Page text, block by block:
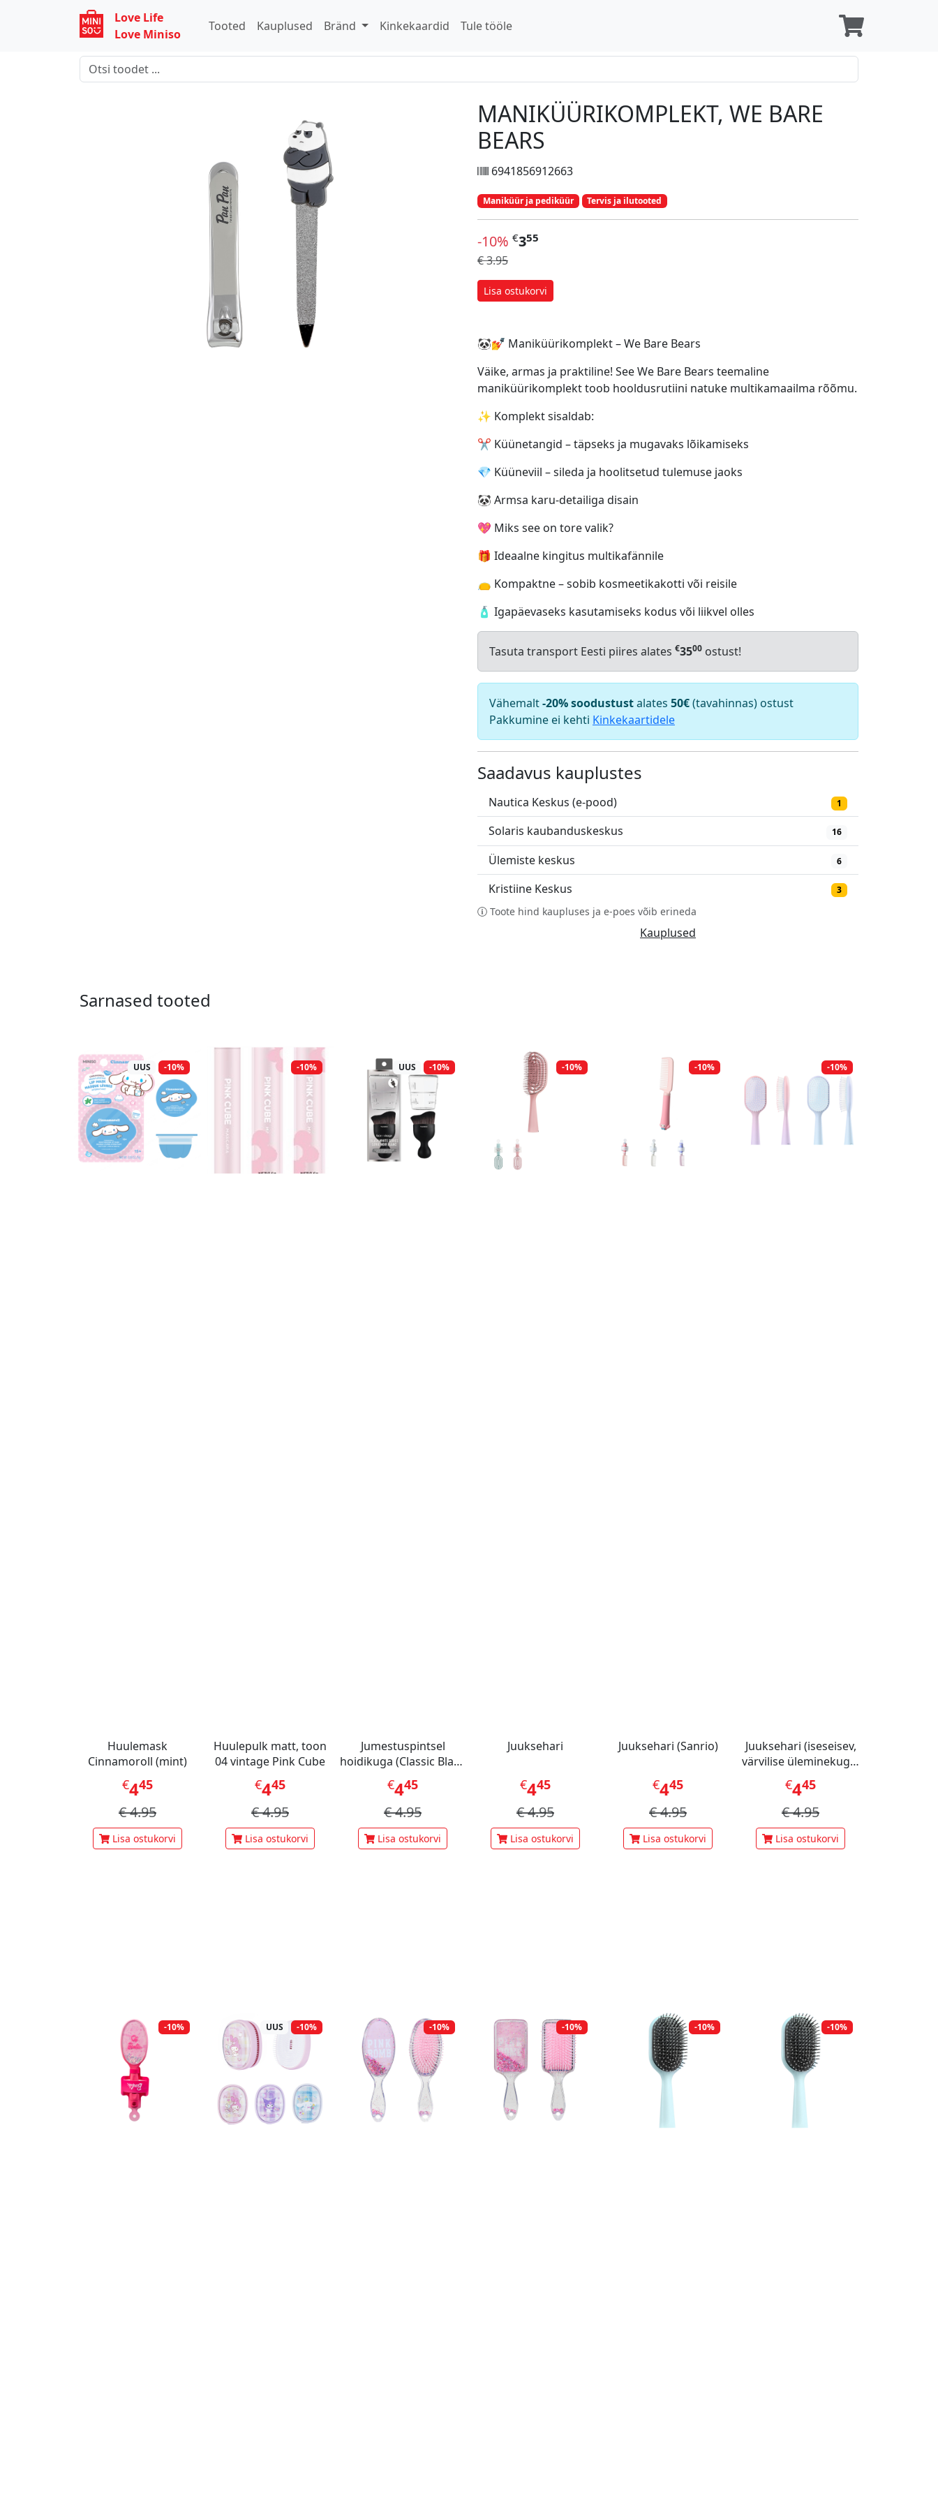
Love Life
Love Miniso
Tooted Kauplused Bränd Kinkekaardid Tule tööle
MANIKÜÜRIKOMPLEKT, WE BARE
BEARS
6941856912663
Maniküür ja pediküür Tervis ja ilutooted
-10% €355
€ 3.95
Lisa ostukorvi
🐼💅 Maniküürikomplekt – We Bare Bears
Väike, armas ja praktiline! See We Bare Bears teemaline
maniküürikomplekt toob hooldusrutiini natuke multikamaailma rõõmu.
✨ Komplekt sisaldab:
✂️ Küünetangid – täpseks ja mugavaks lõikamiseks
💎 Küüneviil – sileda ja hoolitsetud tulemuse jaoks
🐼 Armsa karu-detailiga disain
💖 Miks see on tore valik?
🎁 Ideaalne kingitus multikafännile
👝 Kompaktne – sobib kosmeetikakotti või reisile
🧴 Igapäevaseks kasutamiseks kodus või liikvel olles
Tasuta transport Eesti piires alates €3500 ostust!
Vähemalt-20% soodustustalates 50€(tavahinnas) ostust
Pakkumine ei kehti Kinkekaartidele
Saadavus kauplustes
Nautica Keskus (e-pood) 1
Solaris kaubanduskeskus 16
Ülemiste keskus 6
Kristiine Keskus 3
Toote hind kaupluses ja e-poes võib erineda
Kauplused
Sarnased tooted
UUS -10%
Huulemask
Cinnamoroll (mint)
€445
€4.95
Lisa ostukorvi
-10%
Huulepulk matt, toon
04 vintage Pink Cube
€445
€4.95
Lisa ostukorvi
UUS -10%
Jumestuspintsel
hoidikuga (Classic Black
White)
€445
€4.95
Lisa ostukorvi
-10%
Juuksehari
€445
€4.95
Lisa ostukorvi
-10%
Juuksehari (Sanrio)
€445
€4.95
Lisa ostukorvi
-10%
Juuksehari (iseseisev,
värvilise üleminekuga,
Cushion Brush)
€445
€4.95
Lisa ostukorvi
-10% UUS -10% -10% -10% -10% -10%